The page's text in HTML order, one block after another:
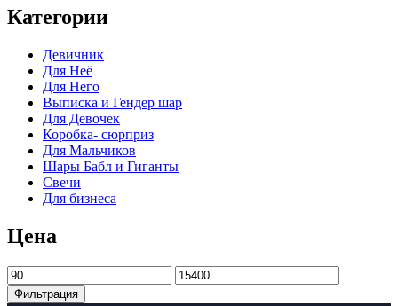
Категории
Девичник
Для Неё
Для Него
Выписка и Гендер шар
Для Девочек
Коробка- сюрприз
Для Мальчиков
Шары Бабл и Гиганты
Свечи
Для бизнеса
Цена
Минимальная
цена
Максимальная
цена
Фильтрация